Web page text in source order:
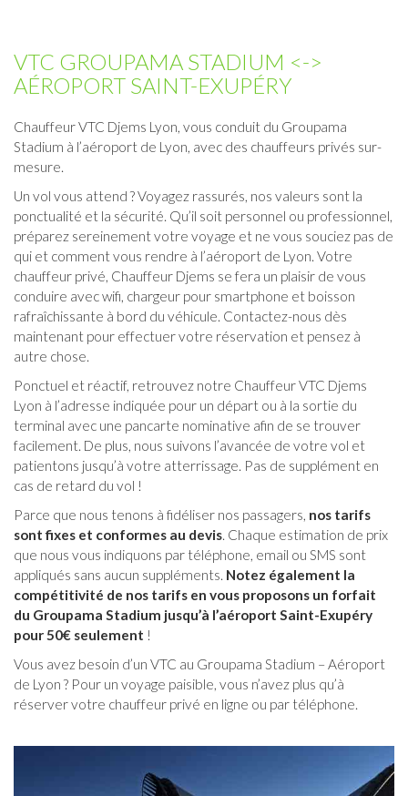
VTC GROUPAMA STADIUM <->
AÉROPORT SAINT-EXUPÉRY
Chauffeur VTC Djems Lyon, vous conduit du Groupama
Stadium à l’aéroport de Lyon, avec des chauffeurs privés sur-
mesure.
Un vol vous attend ? Voyagez rassurés, nos valeurs sont la
ponctualité et la sécurité. Qu’il soit personnel ou professionnel,
préparez sereinement votre voyage et ne vous souciez pas de
qui et comment vous rendre à l’aéroport de Lyon. Votre
chauffeur privé, Chauffeur Djems se fera un plaisir de vous
conduire avec wifi, chargeur pour smartphone et boisson
rafraîchissante à bord du véhicule. Contactez-nous dès
maintenant pour effectuer votre réservation et pensez à
autre chose.
Ponctuel et réactif, retrouvez notre Chauffeur VTC Djems
Lyon à l’adresse indiquée pour un départ ou à la sortie du
terminal avec une pancarte nominative afin de se trouver
facilement. De plus, nous suivons l’avancée de votre vol et
patientons jusqu’à votre atterrissage. Pas de supplément en
cas de retard du vol !
Parce que nous tenons à fidéliser nos passagers, nos tarifs
sont fixes et conformes au devis. Chaque estimation de prix
que nous vous indiquons par téléphone, email ou SMS sont
appliqués sans aucun suppléments. Notez également la
compétitivité de nos tarifs en vous proposons un forfait
du Groupama Stadium jusqu’à l’aéroport Saint-Exupéry
pour 50€ seulement !
Vous avez besoin d’un VTC au Groupama Stadium – Aéroport
de Lyon ? Pour un voyage paisible, vous n’avez plus qu’à
réserver votre chauffeur privé en ligne ou par téléphone.